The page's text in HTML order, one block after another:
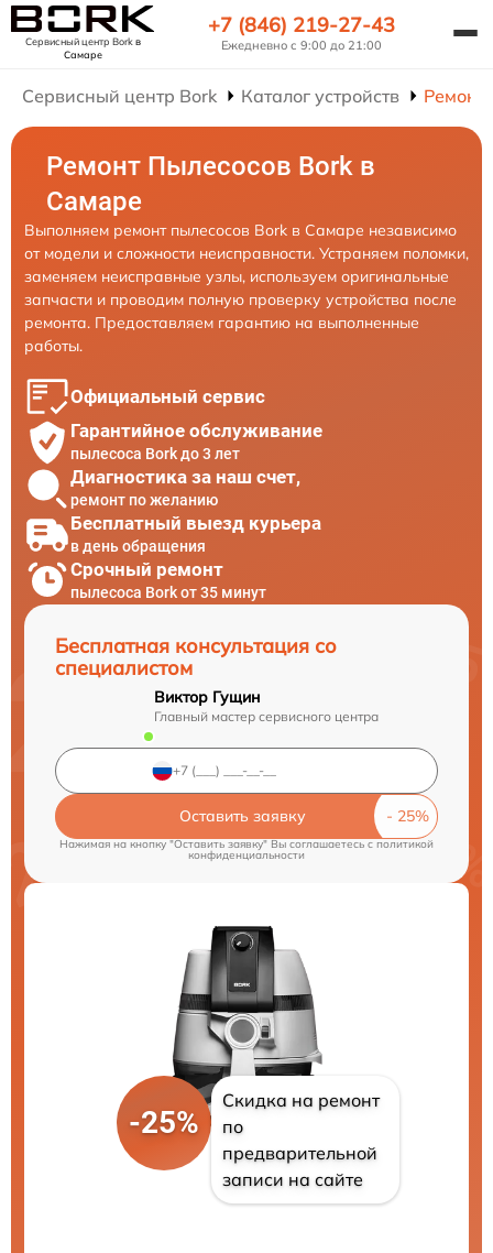
Сервисный центр Borkв
Самаре
+7 (846) 219-27-43
Ежедневно с 9:00 до 21:00
Сервисный центр Bork Каталог устройств Ремонт
Ремонт Пылесосов Bork в
Самаре
Выполняем ремонт пылесосов Bork в Самаре независимо
от модели и сложности неисправности. Устраняем поломки,
заменяем неисправные узлы, используем оригинальные
запчасти и проводим полную проверку устройства после
ремонта. Предоставляем гарантию на выполненные
работы.
Официальный сервис
Гарантийное обслуживание
пылесоса Bork до 3 лет
Диагностика за наш счет,
ремонт по желанию
Бесплатный выезд курьера
в день обращения
Срочный ремонт
пылесоса Bork от 35 минут
Бесплатная консультация со
специалистом
Виктор Гущин
Главный мастер сервисного центра
Оставить заявку
Нажимая на кнопку "Оставить заявку" Вы соглашаетесь cполитикой
конфиденциальности
-25%
Скидка на ремонт
по
предварительной
записи на сайте